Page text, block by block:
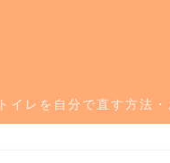
トイレを自分で直す方法